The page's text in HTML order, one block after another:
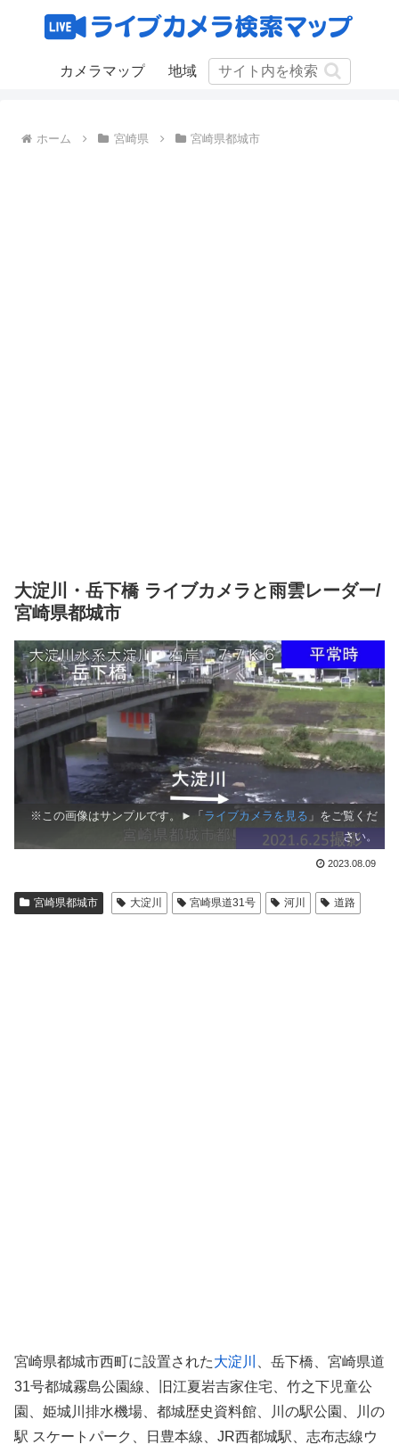
カメラマップ 地域
ホーム 宮崎県 宮崎県都城市
大淀川・岳下橋 ライブカメラと雨雲レーダー/
宮崎県都城市
※この画像はサンプルです。►「 ライブカメラを見る 」をご覧くだ
さい。
2023.08.09
宮崎県都城市 大淀川 宮崎県道31号 河川 道路
宮崎県都城市西町に設置された大淀川
、岳下橋、宮崎県道
31号都城霧島公園線、旧江夏岩吉家住宅、竹之下児童公
園、姫城川排水機場、都城歴史資料館、川の駅公園、川の
駅 スケートパーク、日豊本線、JR西都城駅、志布志線ウ